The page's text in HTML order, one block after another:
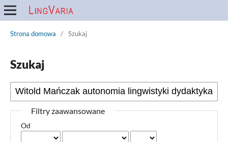
Strona domowa / Szukaj
Szukaj
Filtry zaawansowane
Od